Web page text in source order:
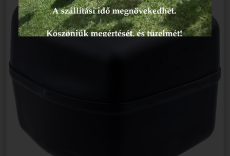
Védőfelszerelés
Tartozékok és kiegészítők